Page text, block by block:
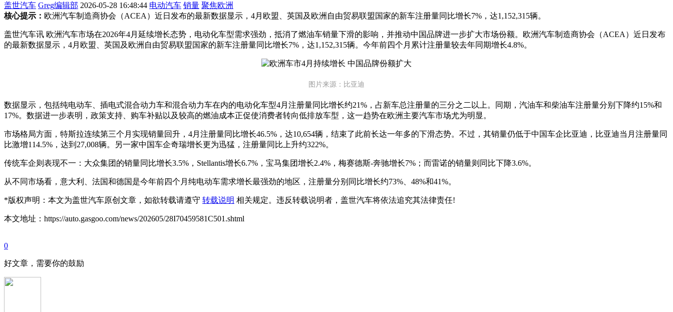
盖世汽车 Greg编辑部 2026-05-28 16:48:44 电动汽车 销量 聚焦欧洲
核心提示： 欧洲汽车制造商协会（ACEA）近日发布的最新数据显示，4月欧盟、英国及欧洲自由贸易联盟国家的新车注册量同比增长7%，达1,152,315辆。
盖世汽车讯 欧洲汽车市场在2026年4月延续增长态势，电动化车型需求强劲，抵消了燃油车销量下滑的影响，并推动中国品牌进一步扩大市场份额。欧洲汽车制造商协会（ACEA）近日发布
的最新数据显示，4月欧盟、英国及欧洲自由贸易联盟国家的新车注册量同比增长7%，达1,152,315辆。今年前四个月累计注册量较去年同期增长4.8%。
图片来源：比亚迪
数据显示，包括纯电动车、插电式混合动力车和混合动力车在内的电动化车型4月注册量同比增长约21%，占新车总注册量的三分之二以上。同期，汽油车和柴油车注册量分别下降约15%和
17%。数据进一步表明，政策支持、购车补贴以及较高的燃油成本正促使消费者转向低排放车型，这一趋势在欧洲主要汽车市场尤为明显。
市场格局方面，特斯拉连续第三个月实现销量回升，4月注册量同比增长46.5%，达10,654辆，结束了此前长达一年多的下滑态势。不过，其销量仍低于中国车企比亚迪，比亚迪当月注册量同
比激增114.5%，达到27,008辆。另一家中国车企奇瑞增长更为迅猛，注册量同比上升约322%。
传统车企则表现不一：大众集团的销量同比增长3.5%，Stellantis增长6.7%，宝马集团增长2.4%，梅赛德斯-奔驰增长7%；而雷诺的销量则同比下降3.6%。
从不同市场看，意大利、法国和德国是今年前四个月纯电动车需求增长最强劲的地区，注册量分别同比增长约73%、48%和41%。
*版权声明：本文为盖世汽车原创文章，如欲转载请遵守 转载说明 相关规定。违反转载说明者，盖世汽车将依法追究其法律责任!
本文地址：https://auto.gasgoo.com/news/202605/28I70459581C501.shtml
0
好文章，需要你的鼓励